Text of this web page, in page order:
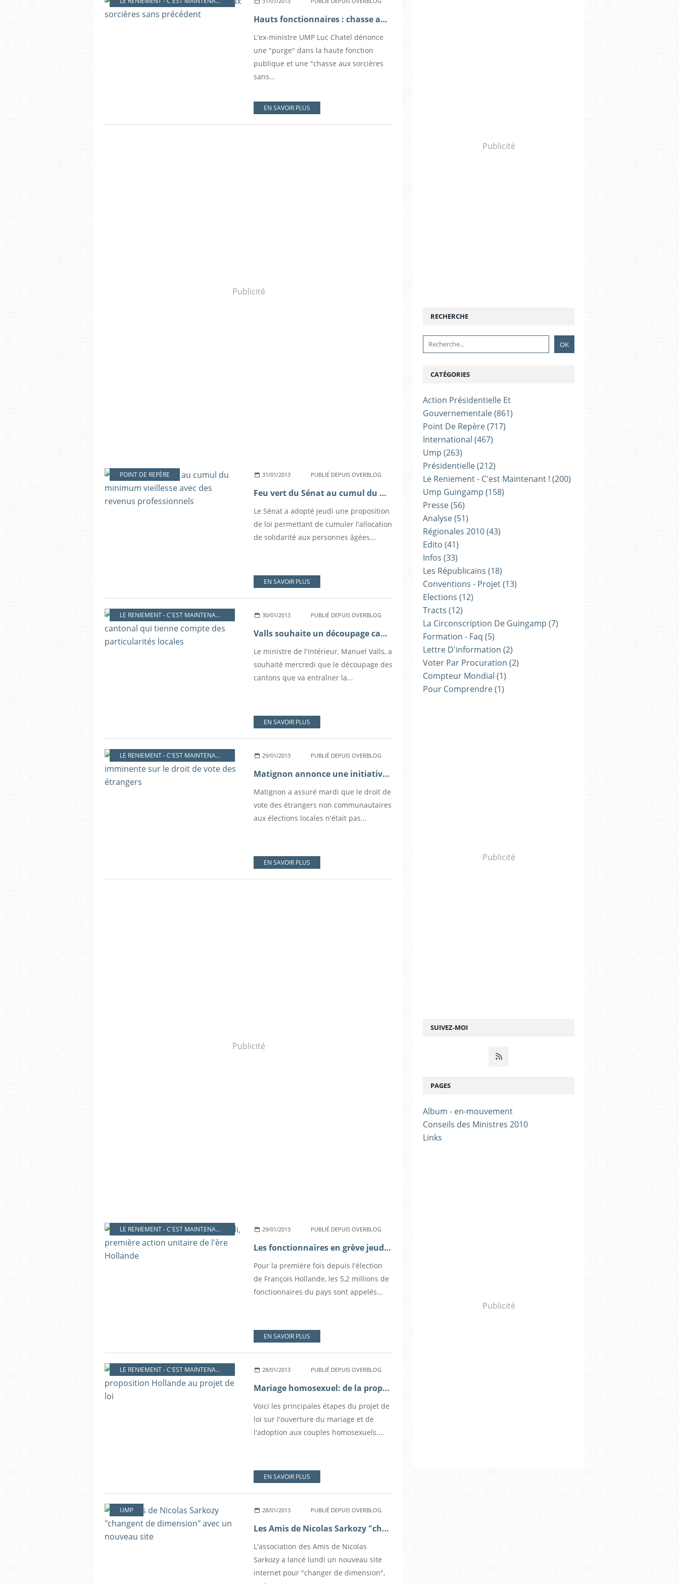
Hauts fonctionnaires : chasse aux sorcières sans précédent
L'ex-ministre UMP Luc Chatel dénonce
une "purge" dans la haute fonction
publique et une "chasse aux sorcières
sans...
EN SAVOIR PLUS
Publicité
POINT DE REPÈRE 31/01/2013 PUBLIÉ DEPUIS OVERBLOG
Feu vert du Sénat au cumul du minimum vieillesse avec des revenus professionnels
Le Sénat a adopté jeudi une proposition
de loi permettant de cumuler l'allocation
de solidarité aux personnes âgées...
EN SAVOIR PLUS
LE RENIEMENT - C'EST MAINTENANT ! 30/01/2013 PUBLIÉ DEPUIS OVERBLOG
Valls souhaite un découpage cantonal qui tienne compte des particularités locales
Le ministre de l'Intérieur, Manuel Valls, a
souhaité mercredi que le découpage des
cantons que va entraîner la...
EN SAVOIR PLUS
LE RENIEMENT - C'EST MAINTENANT ! 29/01/2013 PUBLIÉ DEPUIS OVERBLOG
Matignon annonce une initiative imminente sur le droit de vote des étrangers
Matignon a assuré mardi que le droit de
vote des étrangers non communautaires
aux élections locales n'était pas...
EN SAVOIR PLUS
Publicité
LE RENIEMENT - C'EST MAINTENANT ! 29/01/2013 PUBLIÉ DEPUIS OVERBLOG
Les fonctionnaires en grève jeudi, première action unitaire de l'ère Hollande
Pour la première fois depuis l'élection
de François Hollande, les 5,2 millions de
fonctionnaires du pays sont appelés...
EN SAVOIR PLUS
LE RENIEMENT - C'EST MAINTENANT ! 28/01/2013 PUBLIÉ DEPUIS OVERBLOG
Mariage homosexuel: de la proposition Hollande au projet de loi
Voici les principales étapes du projet de
loi sur l'ouverture du mariage et de
l'adoption aux couples homosexuels....
EN SAVOIR PLUS
UMP 28/01/2013 PUBLIÉ DEPUIS OVERBLOG
Les Amis de Nicolas Sarkozy "changent de dimension" avec un nouveau site
L'association des Amis de Nicolas
Sarkozy a lancé lundi un nouveau site
internet pour "changer de dimension",
Publicité
SUIVEZ-MOI
RECHERCHE
Publicité
PAGES
Album - en-mouvement
Conseils des Ministres 2010
Links
CATÉGORIES
Action Présidentielle Et
Gouvernementale(861)
Point De Repère(717)
International (467)
Ump (263)
Présidentielle(212)
Le Reniement - C'est Maintenant ! (200)
Ump Guingamp (158)
Presse(56)
Analyse(51)
Régionales 2010(43)
Edito (41)
Infos (33)
Les Républicains (18)
Conventions - Projet(13)
Elections (12)
Tracts (12)
La Circonscription De Guingamp (7)
Formation - Faq (5)
Lettre D'information (2)
Voter Par Procuration (2)
Compteur Mondial (1)
Pour Comprendre(1)
Publicité